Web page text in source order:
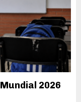
2026